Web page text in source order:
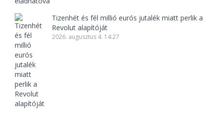
Tizenhét és fél millió eurós jutalék miatt perlik a
Revolut alapítóját
2026. augusztus 4. 14:27